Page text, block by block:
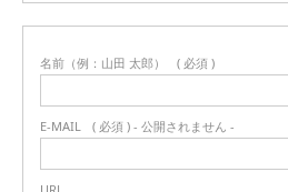
名前（例：山田 太郎） ( 必須 )
E-MAIL ( 必須 ) - 公開されません -